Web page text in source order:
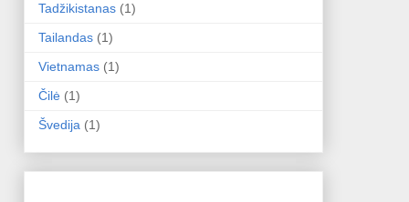
Tadžikistanas (1)
Tailandas (1)
Vietnamas (1)
Čilė (1)
Švedija (1)